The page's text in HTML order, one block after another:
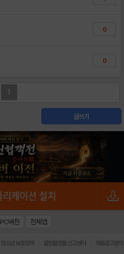
0
0
1
글쓰기
PC버전 전체앱
청소년 보호정책 불법촬영물 신고센터 제휴광고문의